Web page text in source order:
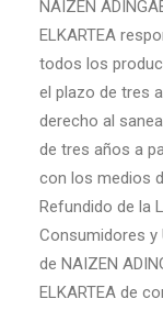
NAIZEN
ELKARTEA
todos los
el plazo de tres
derecho al
de tres años a
con los medios
Refundido de la
Consumidores y
de NAIZEN
ELKARTEA de